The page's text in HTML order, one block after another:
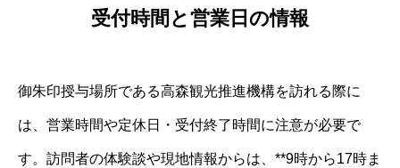
受付時間と営業日の情報
御朱印授与場所である高森観光推進機構を訪れる際に
は、営業時間や定休日・受付終了時間に注意が必要で
す。訪問者の体験談や現地情報からは、**9時から17時ま